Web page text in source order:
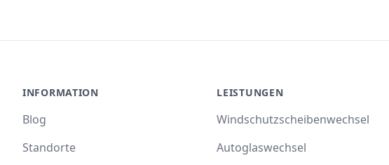
INFORMATION
Blog
Standorte
LEISTUNGEN
Windschutzscheibenwechsel
Autoglaswechsel